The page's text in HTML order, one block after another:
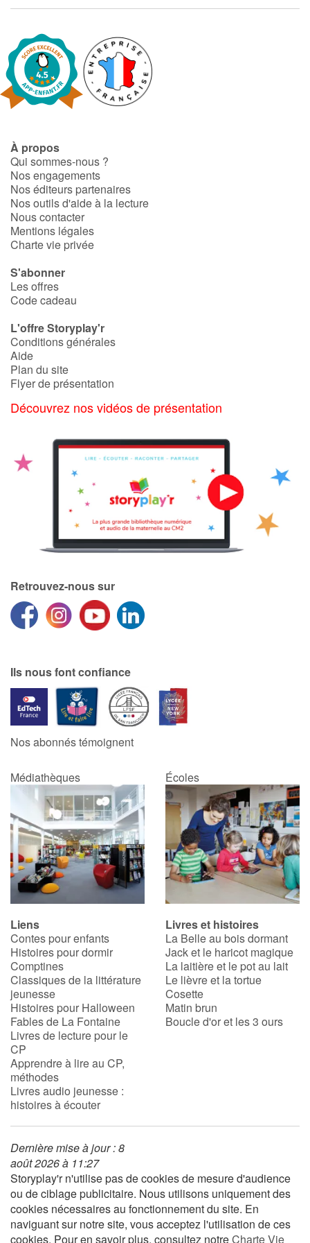
Fable, mythe, littérature et poésie
Princesses et princes, rois, reines et dragons
Ogres, monstres et sorcières
Héroïnes et héros
Écologie, nature, saisons
Les animaux
Voyage, épopée, enquête, aventure
Autour du monde
Apprentissage
Documentaires
En famille
Quotidien et loisirs
À l'école
Fêtes et évènements
Amour et amitié
Sujets de société
Émotions et sentiments
Formats et illustrations
Contraste +
Aide
Accueil
Famille
Écoles
Médiathèques
Vidéos & Tutoriaux
Blog
Actualités
Par thématique
Rencontres et témoignages
Contes d'ici et d'ailleurs
Autour de la lecture
Apprendre à lire
Livre audio
À propos
Qui sommes-nous ?
Nos engagements
Nos éditeurs partenaires
Nos outils d'aide à la lecture
Nous contacter
Mentions légales
Charte vie privée
S'abonner
Les offres
Code cadeau
L'offre Storyplay'r
Conditions générales
Aide
Plan du site
Flyer de présentation
Découvrez nos vidéos de présentation
Retrouvez-nous sur
Ils nous font confiance
Nos abonnés témoignent
Médiathèques Écoles
Liens
Contes pour enfants
Histoires pour dormir
Comptines
Classiques de la littérature
jeunesse
Histoires pour Halloween
Fables de La Fontaine
Livres de lecture pour le
CP
Apprendre à lire au CP,
méthodes
Livres audio jeunesse :
histoires à écouter
Livres et histoires
La Belle au bois dormant
Jack et le haricot magique
La laitière et le pot au lait
Le lièvre et la tortue
Cosette
Matin brun
Boucle d'or et les 3 ours
Dernière mise à jour : 8
août 2026 à 11:27
Storyplay'r n'utilise pas de cookies de mesure d'audience
ou de ciblage publicitaire. Nous utilisons uniquement des
cookies nécessaires au fonctionnement du site. En
naviguant sur notre site, vous acceptez l'utilisation de ces
cookies. Pour en savoir plus, consultez notreCharte Vie